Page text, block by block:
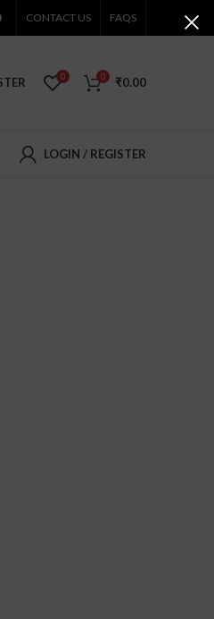
CONTACT US FAQS
0 0 ₹0.00
LOGIN / REGISTER